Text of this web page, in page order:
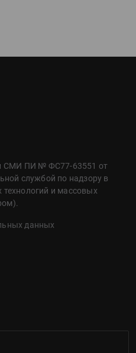
СМИ ПИ № ФС77-63551 от
службой по надзору в
и массовых
данных